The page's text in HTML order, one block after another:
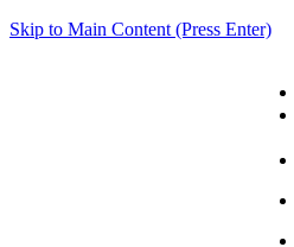
Skip to Main Content (Press Enter)